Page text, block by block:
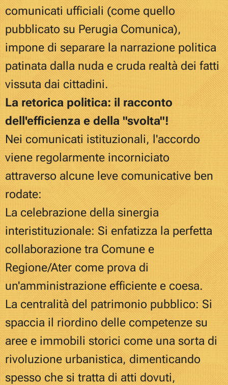
comunicati ufficiali (come quello
pubblicato su Perugia Comunica),
impone di separare la narrazione politica
patinata dalla nuda e cruda realtà dei fatti
vissuta dai cittadini.
La retorica politica: il racconto
dell'efficienza e della "svolta"!
Nei comunicati istituzionali, l'accordo
viene regolarmente incorniciato
attraverso alcune leve comunicative ben
rodate:
La celebrazione della sinergia
interistituzionale: Si enfatizza la perfetta
collaborazione tra Comune e
Regione/Ater come prova di
un'amministrazione efficiente e coesa.
La centralità del patrimonio pubblico: Si
spaccia il riordino delle competenze su
aree e immobili storici come una sorta di
rivoluzione urbanistica, dimenticando
spesso che si tratta di atti dovuti,